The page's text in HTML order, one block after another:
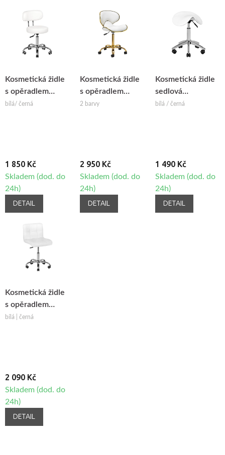
Kosmetická židle
s opěradlem
BeautyOne Iris
bílá/ černá
1 850 Kč
Skladem (dod. do
24h)
DETAIL
Kosmetická židle
s opěradlem
Gabbiano Q-
2 barvy
2 950 Kč
Skladem (dod. do
24h)
DETAIL
Kosmetická židle
sedlová
BeautyOne
bílá / černá
1 490 Kč
Skladem (dod. do
24h)
DETAIL
Kosmetická židle
s opěradlem
BeautyOne A-
bílá | černá
2 090 Kč
Skladem (dod. do
24h)
DETAIL